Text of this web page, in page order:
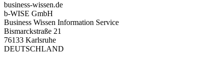
business-wissen.de
b-WISE GmbH
Business Wissen Information Service
Bismarckstraße 21
76133 Karlsruhe
DEUTSCHLAND